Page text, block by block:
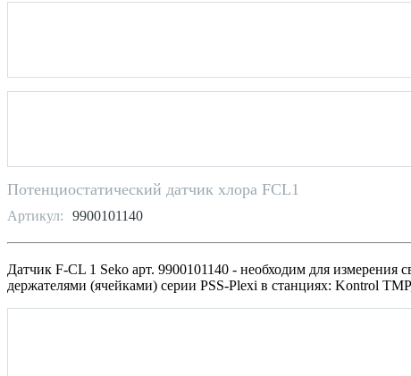
Потенциостатический датчик хлора FCL1
Артикул: 9900101140
Датчик F-CL 1 Seko арт. 9900101140 - необходим для измерения
держателями (ячейками) серии PSS-Plexi в станциях: Kontrol